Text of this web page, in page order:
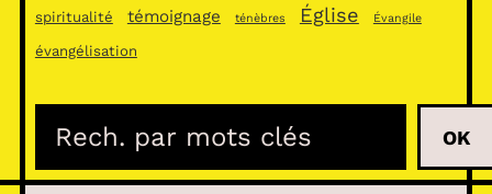
spiritualité témoignage ténèbres Église Évangile
évangélisation
c
OK